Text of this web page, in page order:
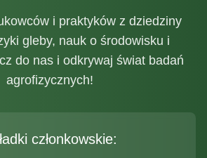
i praktyków z dziedziny
gleby, nauk o środowisku i
do nas i odkrywaj świat badań
agrofizycznych!
członkowskie: